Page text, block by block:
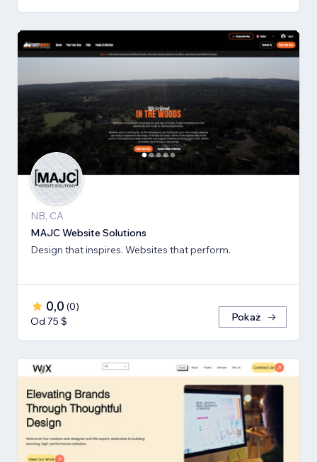
NB, CA
MAJC Website Solutions
Design that inspires. Websites that perform.
0,0 (0)
Od 75 $
Pokaż